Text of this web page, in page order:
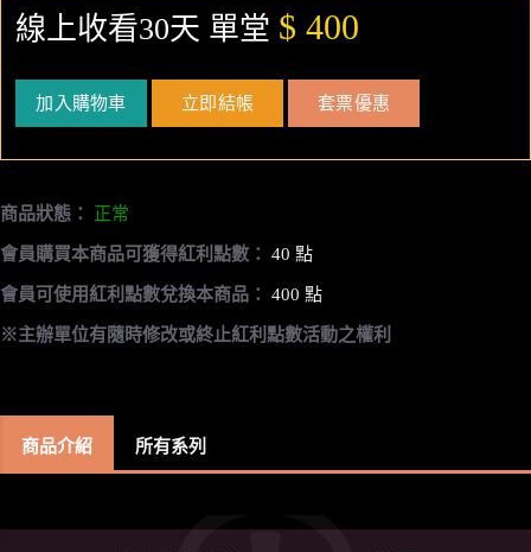
線上收看30天 單堂 $ 400
加入購物車 立即結帳 套票優惠
商品狀態： 正常
會員購買本商品可獲得紅利點數： 40 點
會員可使用紅利點數兌換本商品： 400 點
※主辦單位有隨時修改或終止紅利點數活動之權利
商品介紹 所有系列